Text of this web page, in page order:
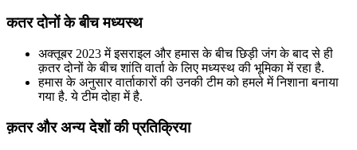
कतर दोनों के बीच मध्यस्थ
अक्तूबर 2023 में इसराइल और हमास के बीच छिड़ी जंग के बाद से ही
क़तर दोनों के बीच शांति वार्ता के लिए मध्यस्थ की भूमिका में रहा है.
हमास के अनुसार वार्ताकारों की उनकी टीम को हमले में निशाना बनाया
गया है. ये टीम दोहा में है.
क़तर और अन्य देशों की प्रतिक्रिया